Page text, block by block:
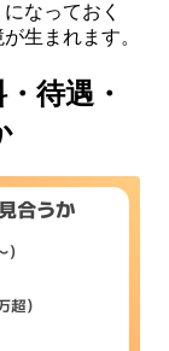
なっておく
生まれます。
待遇・